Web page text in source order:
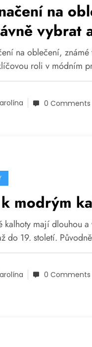
na
vybrat
štítky
na oblečení, známé
roli v módním
0 Comments
modrým
kalhoty mají dlouhou
do 19. století.
0 Comments